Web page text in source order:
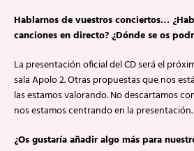
Hablarnos de vuestros conciertos…
canciones en directo? ¿Dónde se os
La presentación oficial del CD será el
sala Apolo 2. Otras propuestas que nos
las estamos valorando. No descartamos
nos estamos centrando en la presentación.
¿Os gustaría añadir algo más para